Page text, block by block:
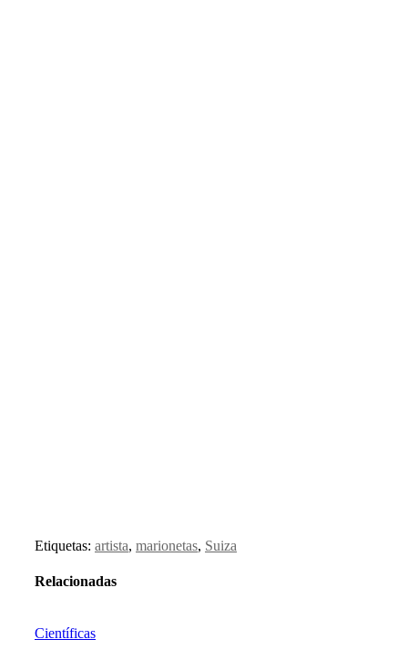
Etiquetas: artista, marionetas, Suiza
Relacionadas
Científicas